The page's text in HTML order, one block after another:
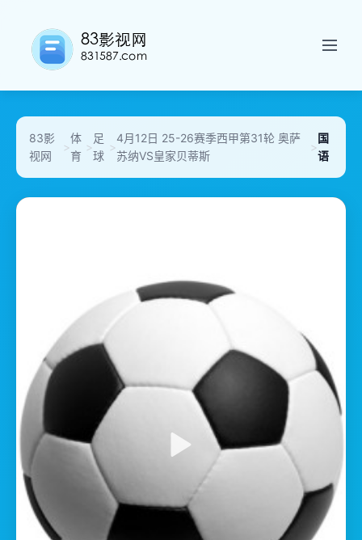
83影
视网
>
体
育
>
足
球
>
4月12日 25-26赛季西甲第31轮 奥萨
苏纳VS皇家贝蒂斯
>
国
语